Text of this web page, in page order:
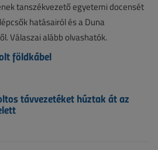
tanszékvezető egyetemi docensét
hatásairól és a Duna
Válaszai alább olvashatók.
földkábel
távvezetéket húztak át az